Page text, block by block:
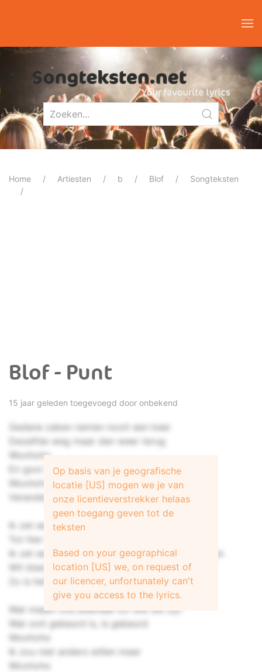
Home Artiesten b Blof Songteksten
Blof - Punt
15 jaar geleden toegevoegd door onbekend
Gedane zaken nemen nooit een keer
Dezelfde weg maar dan weer terug
Woohoho
En gooi niet meer als vroeger maar...
Woohoho
Verandering is goed
Ik zet een punt achter alles wat is mis gegaan
Tot hier niet verder ik pas, zo is het genoeg
Ik zet een punt en begin gewoon van vooraf aan
Wit blad, schone lei opnieuw
Zo is het genoeg
Wat maakt ons allemaal tot wie we zijn
Wat ooit gebeurd is, is gebeurd
Woohoho
Ik zou niet anders willen maar
Woohoho
Op basis van je geografische
locatie [US] mogen we je van
onze licentieverstrekker helaas
geen toegang geven tot de
teksten
Based on your geographical
location [US] we, on request of
our licencer, unfortunately can't
give you access to the lyrics.